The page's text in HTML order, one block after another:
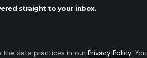
straight to your inbox.
the data practices in our Privacy Policy. You